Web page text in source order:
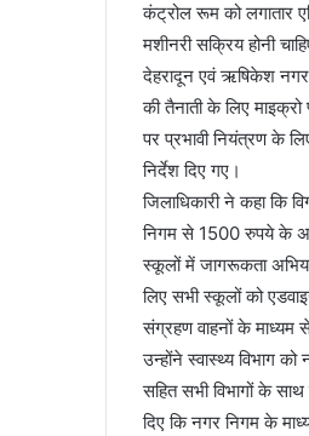
कंट्रोल रूम को लगातार
मशीनरी सक्रिय होनी
देहरादून एवं ऋषिकेश नगर
की तैनाती के लिए
पर प्रभावी नियंत्रण के
निर्देश दिए गए।
जिलाधिकारी ने कहा कि
निगम से 1500 रुपये के
स्कूलों में जागरूकता
लिए सभी स्कूलों को
संग्रहण वाहनों के माध्यम
उन्होंने स्वास्थ्य विभाग
सहित सभी विभागों के
दिए कि नगर निगम के